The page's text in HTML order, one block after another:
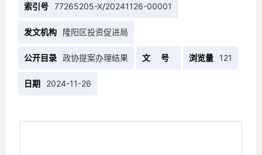
索引号 77265205-X/20241126-00001
发文机构 隆阳区投资促进局
公开目录 政协提案办理结果 文 号 浏览量 121
日期 2024-11-26